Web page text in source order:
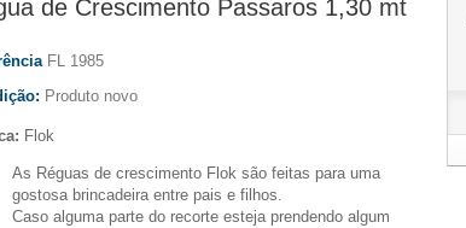
de Crescimento Passaros 1,30 mt
FL 1985
Produto novo
Flok
As Réguas de crescimento Flok são feitas para uma
gostosa brincadeira entre pais e filhos.
Caso alguma parte do recorte esteja prendendo algum